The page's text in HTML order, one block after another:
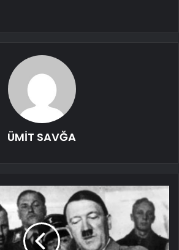
ÜMİT SAVĞA